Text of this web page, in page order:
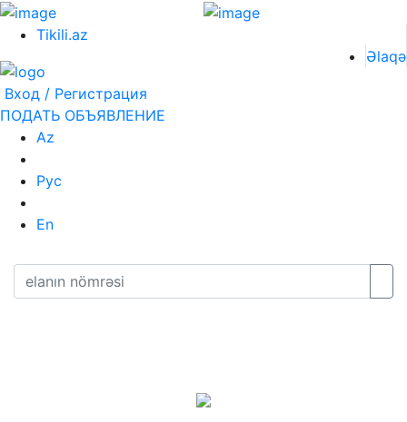
Tikili.az
Əlaqə
Вход / Регистрация
ПОДАТЬ ОБЪЯВЛЕНИЕ
Az
Рус
En